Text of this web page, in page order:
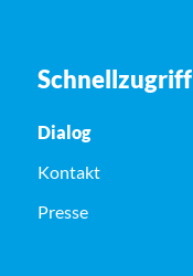
Schnellzugriff
Dialog
Kontakt
Presse